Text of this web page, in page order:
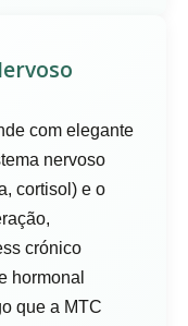
com elegante
nervoso
cortisol) e o
crónico
hormonal
que a MTC